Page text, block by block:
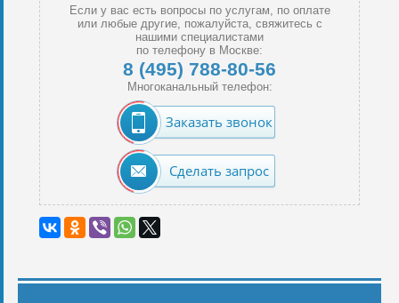
Если у вас есть вопросы по услугам, по оплате
или любые другие, пожалуйста, свяжитесь с
нашими специалистами
по телефону в Москве:
8 (495) 788-80-56
Многоканальный телефон:
Заказать звонок
Сделать запрос